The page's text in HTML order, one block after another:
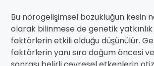
Bu nörogelişimsel bozukluğun kesin
olarak bilinmese de genetik
faktörlerin etkili olduğu düşünülür.
faktörlerin yanı sıra doğum öncesi